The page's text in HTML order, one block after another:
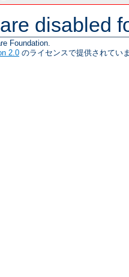
disabled
Foundation.
2.0 のライセンスで提供されてい